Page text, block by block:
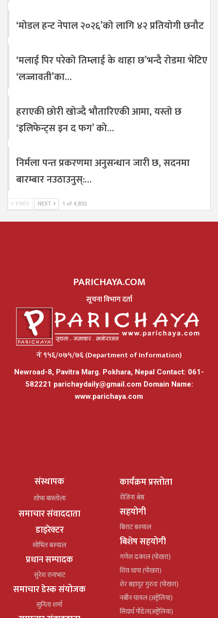
‘मोडल हन्ट नेपाल २०२६’को लागि ४२ प्रतियोगी छनौट
‘मलाई पिर परेको तिम्लाई के थाहा छ’भन्दै रोडमा भेटिए
‘लज्जावती’का…
हराएकी छोरी खोज्दै भौतारिएकी आमा, यस्तो छ
‘इलिफेन्ट्स इन द फग’ को…
निर्मला पन्त प्रकरणमा अनुसन्धान जारी छ, सदनमा
बारम्बार नउठाउनुस्:…
PREV NEXT 1 of 4,832
PARICHAYA.COM
सूचना विभाग दर्ता
नंः ९५६/०७५/७६ (Department of Information)
Newroad-8, Pavitra Marg. Pokhara, Nepal Contact: 061-
582221 parichaydaily@gmail.comDomain Name:
www.parichaya.com
संस्थापक
शोभा बास्तोला
समाचार संवाददाता
डाइरेक्टर
सोभित बस्याल
प्रधान सम्पादक
सुरेश रानाभाट
समाचार डेस्क संयोजक
सुनिता शर्मा
कार्यक्रम प्रस्तोता
रोजिना श्रेष्ठ
सहयोगी
बिराट बस्याल
बिशेष सहयोगी
गणेश ढकाल (पोखरा)
शिव थापा (पोखरा)
शेर बहादुर गुरुङ (पोखरा)
नबीन घायल (अष्ट्रेलिया)
सिदार्थ पौडेल(अष्ट्रेलिया)